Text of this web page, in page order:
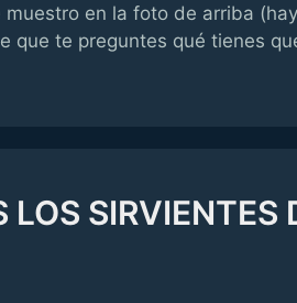
en la foto de arriba
que te preguntes qué tienes
SIRVIENTES